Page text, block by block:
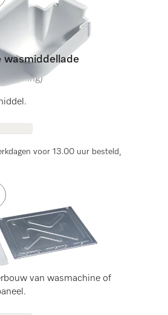
wasmiddellade
voor 13.00 uur besteld,
van wasmachine of